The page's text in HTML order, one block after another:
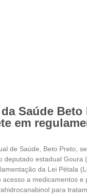
Saúde Beto
em
de Saúde, Beto Preto,
deputado estadual Goura
da Lei Pétala
acesso a medicamentos e
para